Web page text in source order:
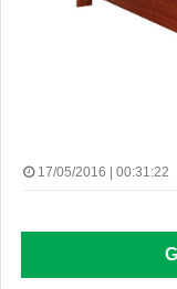
17/05/2016 | 00:31:22